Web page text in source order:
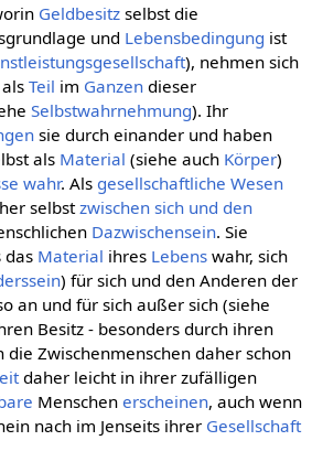
Geldbesitzselbst die
und Lebensbedingung ist
), nehmen sich
Teil im Ganzendieser
Selbstwahrnehmung). Ihr
sie durch einander und haben
als Material (siehe auch Körper)
wahr. Als gesellschaftliche Wesen
selbstzwischen sich und den
Dazwischensein. Sie
das Material ihres Lebenswahr, sich
) für sich und den Anderen der
an und für sich außer sich (siehe
Besitz - besonders durch ihren
die Zwischenmenschen daher schon
daher leicht in ihrer zufälligen
Menschen erscheinen, auch wenn
nach im Jenseits ihrer Gesellschaft